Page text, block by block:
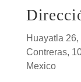
Huayatla
Contreras,
Mexico